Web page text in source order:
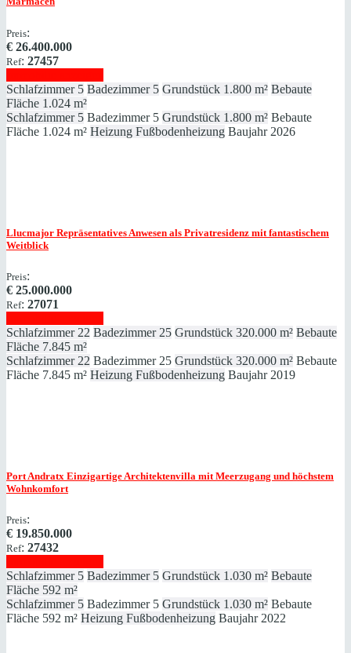
Preis:
€ 26.400.000
Ref: 27457
Schlafzimmer 5 Badezimmer 5 Grundstück 1.800 m² Bebaute
Fläche 1.024 m²
Schlafzimmer 5 Badezimmer 5 Grundstück 1.800 m² Bebaute
Fläche 1.024 m² Heizung Fußbodenheizung Baujahr 2026
Llucmajor Repräsentatives Anwesen als Privatresidenz mit fantastischem
Weitblick
Preis:
€ 25.000.000
Ref: 27071
Schlafzimmer 22 Badezimmer 25 Grundstück 320.000 m² Bebaute
Fläche 7.845 m²
Schlafzimmer 22 Badezimmer 25 Grundstück 320.000 m² Bebaute
Fläche 7.845 m² Heizung Fußbodenheizung Baujahr 2019
Port Andratx Einzigartige Architektenvilla mit Meerzugang und höchstem
Wohnkomfort
Preis:
€ 19.850.000
Ref: 27432
Schlafzimmer 5 Badezimmer 5 Grundstück 1.030 m² Bebaute
Fläche 592 m²
Schlafzimmer 5 Badezimmer 5 Grundstück 1.030 m² Bebaute
Fläche 592 m² Heizung Fußbodenheizung Baujahr 2022